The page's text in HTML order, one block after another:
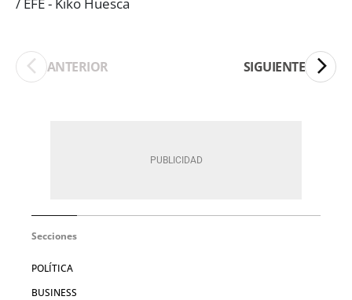
ANTERIOR SIGUIENTE
Secciones
POLÍTICA
BUSINESS